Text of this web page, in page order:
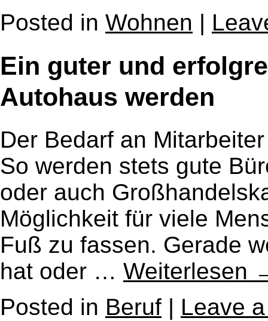
Posted in Wohnen |
Ein guter und
Autohaus werden
Der Bedarf an
So werden stets gute
oder auch
Möglichkeit für viele
Fuß zu fassen. Gerade
hat oder … Weiterlesen
Posted in Beruf | Leave